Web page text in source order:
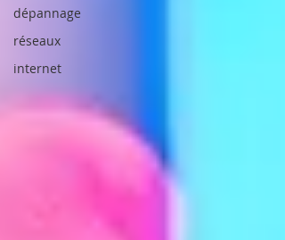
dépannage
réseaux
internet